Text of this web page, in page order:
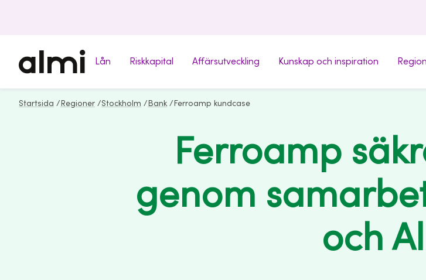
Lån Riskkapital Affärsutveckling Kunskap och inspiration
Startsida / Regioner /Stockholm / Bank / Ferroamp kundcase
Ferroamp
genom
och